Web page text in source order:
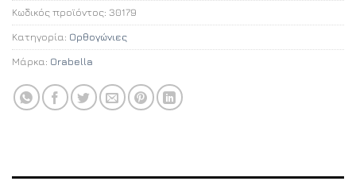
Κωδικός προϊόντος: 30179
Κατηγορία: Ορθογώνιες
Μάρκα: Orabella